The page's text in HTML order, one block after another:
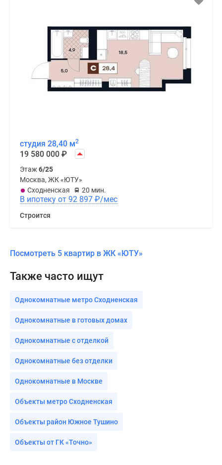
студия 28,40 м2
19 580 000 ₽
Этаж6/25
Москва, ЖК «ЮТУ»
Сходненская
20 мин.
В ипотеку от 92 897 ₽/мес
Строится
Посмотреть 5 квартир в ЖК «ЮТУ»
Также часто ищут
Однокомнатные метро Сходненская
Однокомнатные в готовых домах
Однокомнатные с отделкой
Однокомнатные без отделки
Однокомнатные в Москве
Объекты метро Сходненская
Объекты район Южное Тушино
Объекты от ГК «Точно»